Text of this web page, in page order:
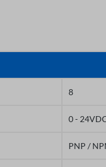
8
0 -
PNP /